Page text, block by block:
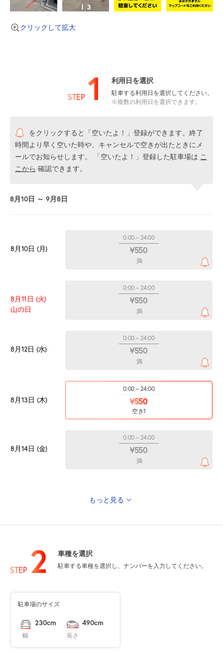
クリックして拡大
STEP 1 利用日を選択
駐車する利用日を選択してください。
※複数の利用日を選択できます。
をクリックすると「空いたよ！」登録ができます。終了
時間より早く空いた時や、キャンセルで空きが出たときにメ
ールでお知らせします。 「空いたよ！」登録した駐車場は こ
こから 確認できます。
8月10日 ～ 9月8日
8月10日 (月)
0:00～24:00
¥550
満
8月11日 (火)
山の日
0:00～24:00
¥550
満
8月12日 (水)
0:00～24:00
¥550
満
8月13日 (木)
0:00～24:00
¥550
空き1
8月14日 (金)
0:00～24:00
¥550
満
8月16日 (日) ¥550
8月17日 (月)
もっと見る
STEP 2 車種を選択
駐車する車種を選択し、ナンバーを入力してください。
駐車場のサイズ
幅
230cm
長さ
490cm